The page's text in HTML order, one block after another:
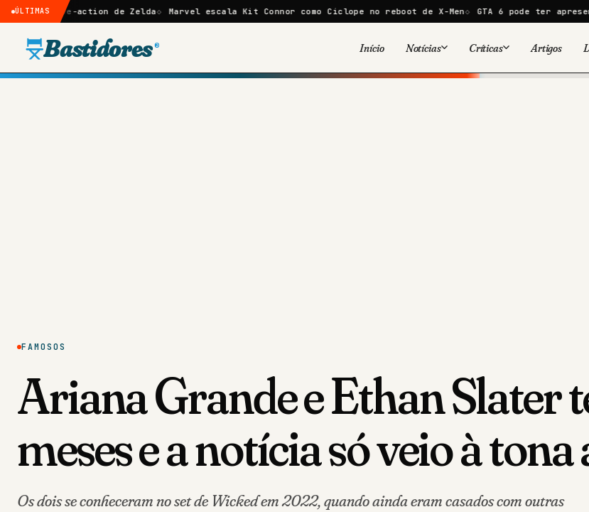
ÚLTIMAS
action de Zelda Marvel escala Kit Connor como Ciclope no reboot de X-Men GTA 6 pode ter apresentação de
Bastidores ® Início Notícias
Viral
Críticas
Cinema
Artigos
FAMOSOS
Ariana Grande e Ethan Slater
meses e a notícia só veio à
Os dois se conheceram no set de Wicked em 2022, quando ainda eram casados com outras